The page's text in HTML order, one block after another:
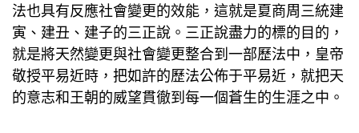
法也具有反應社會變更的效能，這就是夏商周三統建
寅、建丑、建子的三正說。三正說盡力的標的目的，
就是將天然變更與社會變更整合到一部歷法中，皇帝
敬授平易近時，把如許的歷法公佈于平易近，就把天
的意志和王朝的威望貫徹到每一個蒼生的生涯之中。